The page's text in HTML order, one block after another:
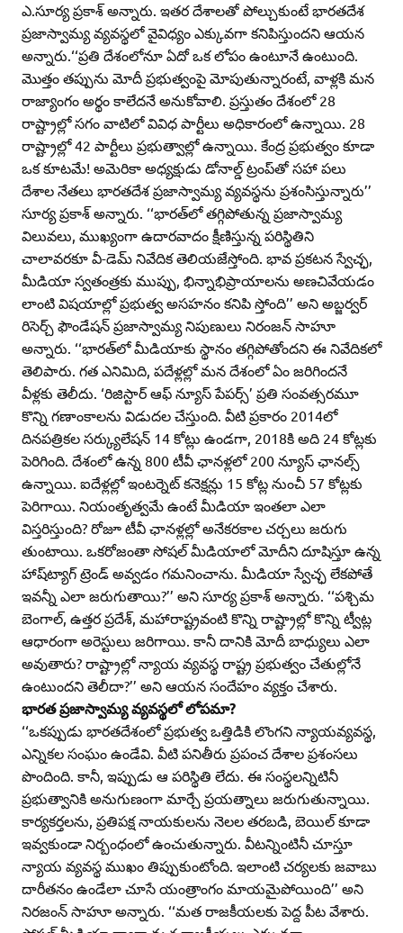
ఎ.సూర్య ప్రకాశ్‌ అన్నారు. ఇతర దేశాలతో పోల్చుకుంటే భారతదేశ
ప్రజాస్వామ్య వ్యవస్థలో వైవిధ్యం ఎక్కువగా కనిపిస్తుందని ఆయన
అన్నారు.‘‘ప్రతి దేశంలోనూ ఏదో ఒక లోపం ఉంటూనే ఉంటుంది.
మొత్తం తప్పును మోదీ ప్రభుత్వంపై మోపుతున్నారంటే, వాళ్లకి మన
రాజ్యాంగం అర్థం కాలేదనే అనుకోవాలి. ప్రస్తుతం దేశంలో 28
రాష్ట్రాల్లో సగం వాటిలో వివిధ పార్టీలు అధికారంలో ఉన్నాయి. 28
రాష్ట్రాల్లో 42 పార్టీలు ప్రభుత్వాల్లో ఉన్నాయి. కేంద్ర ప్రభుత్వం కూడా
ఒక కూటమే! అమెరికా అధ్యక్షుడు డోనాల్డ్‌ ట్రంప్‌తో సహా పలు
దేశాల నేతలు భారతదేశ ప్రజాస్వామ్య వ్యవస్థను ప్రశంసిస్తున్నారు’’
సూర్య ప్రకాశ్‌ అన్నారు. ‘‘భారత్‌లో తగ్గిపోతున్న ప్రజాస్వామ్య
విలువలు, ముఖ్యంగా ఉదారవాదం క్షీణిస్తున్న పరిస్థితిని
చాలావరకూ వీ-డెమ్‌ నివేదిక తెలియజేస్తోంది. భావ ప్రకటన స్వేచ్ఛ,
మీడియా స్వతంత్రకు ముప్పు, భిన్నాభిప్రాయాలను అణచివేయడం
లాంటి విషయాల్లో ప్రభుత్వ అసహనం కనిపి స్తోంది’’ అని అబ్జర్వర్‌
రిసెర్చ్‌ ఫౌండేషన్‌ ప్రజాస్వామ్య నిపుణులు నిరంజన్‌ సాహూ
అన్నారు. ‘‘భారత్‌లో మీడియాకు స్థానం తగ్గిపోతోందని ఈ నివేదికలో
తెలిపారు. గత ఎనిమిది, పదేళ్లల్లో మన దేశంలో ఏం జరిగిందనే
వీళ్లకు తెలీదు. ‘రిజిస్టార్‌ ఆఫ్‌ న్యూస్‌ పేపర్స్‌’ ప్రతి సంవత్సరమూ
కొన్ని గణాంకాలను విడుదల చేస్తుంది. వీటి ప్రకారం 2014లో
దినపత్రికల సర్క్యులేషన్‌ 14 కోట్లు ఉండగా, 2018కి అది 24 కోట్లకు
పెరిగింది. దేశంలో ఉన్న 800 టీవీ ఛానళ్లలో 200 న్యూస్‌ ఛానల్స్‌
ఉన్నాయి. ఐదేళ్లల్లో ఇంటర్నెట్‌ కనెక్షన్లు 15 కోట్ల నుంచీ 57 కోట్లకు
పెరిగాయి. నియంతృత్వమే ఉంటే మీడియా ఇంతలా ఎలా
విస్తరిస్తుంది? రోజూ టీవీ ఛానళ్లల్లో అనేకరకాల చర్చలు జరుగు
తుంటాయి. ఒకరోజంతా సోషల్‌ మీడియాలో మోదీని దూషిస్తూ ఉన్న
హాష్‌ట్యాగ్‌ ట్రెండ్‌ అవ్వడం గమనించాను. మీడియా స్వేచ్ఛ లేకపోతే
ఇవన్నీ ఎలా జరుగుతాయి?’’ అని సూర్య ప్రకాశ్‌ అన్నారు. ‘‘పశ్చిమ
బెంగాల్‌, ఉత్తర ప్రదేశ్‌, మహారాష్ట్రవంటి కొన్ని రాష్ట్రాల్లో కొన్ని ట్వీట్ల
ఆధారంగా అరెస్టులు జరిగాయి. కానీ దానికి మోదీ బాధ్యులు ఎలా
అవుతారు? రాష్ట్రాల్లో న్యాయ వ్యవస్థ రాష్ట్ర ప్రభుత్వం చేతుల్లోనే
ఉంటుందని తెలీదా?’’ అని ఆయన సందేహం వ్యక్తం చేశారు.
భారత ప్రజాస్వామ్య వ్యవస్థలో లోపమా?
‘‘ఒకప్పుడు భారతదేశంలో ప్రభుత్వ ఒత్తిడికి లొంగని న్యాయవ్యవస్థ,
ఎన్నికల సంఘం ఉండేవి. వీటి పనితీరు ప్రపంచ దేశాల ప్రశంసలు
పొందింది. కానీ, ఇప్పుడు ఆ పరిస్థితి లేదు. ఈ సంస్థలన్నిటినీ
ప్రభుత్వానికి అనుగుణంగా మార్చే ప్రయత్నాలు జరుగుతున్నాయి.
కార్యకర్తలను, ప్రతిపక్ష నాయకులను నెలల తరబడి, బెయిల్‌ కూడా
ఇవ్వకుండా నిర్బంధంలో ఉంచుతున్నారు. వీటన్నింటినీ చూస్తూ
న్యాయ వ్యవస్థ ముఖం తిప్పుకుంటోంది. ఇలాంటి చర్యలకు జవాబు
దారీతనం ఉండేలా చూసే యంత్రాంగం మాయమైపోయింది’’ అని
నిరజంన్‌ సాహూ అన్నారు. ‘‘మత రాజకీయలకు పెద్ద పీట వేశారు.